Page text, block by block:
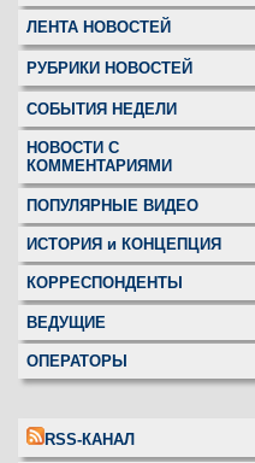
ЛЕНТА НОВОСТЕЙ
РУБРИКИ НОВОСТЕЙ
СОБЫТИЯ НЕДЕЛИ
НОВОСТИ С
КОММЕНТАРИЯМИ
ПОПУЛЯРНЫЕ ВИДЕО
ИСТОРИЯ и КОНЦЕПЦИЯ
КОРРЕСПОНДЕНТЫ
ВЕДУЩИЕ
ОПЕРАТОРЫ
RSS-КАНАЛ